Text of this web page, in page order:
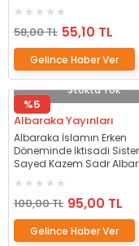
58,00 TL 55,10 TL
Gelince Haber Ver
Stokta Yok
%5
Albaraka Yayınları
Albaraka İslamın Erken
Döneminde İktisadi
Sayed Kazem Sadr
100,00 TL 95,00 TL
Gelince Haber Ver